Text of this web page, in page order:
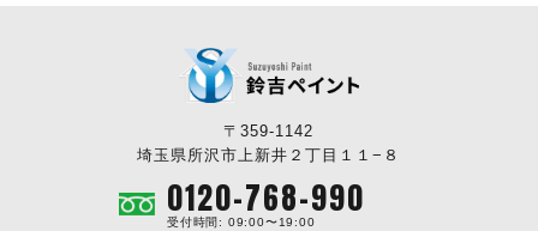
従来の無機系塗料に比べて、耐アルカリ性、耐屈曲性、耐クラ
ック性に優れています。
美しい仕上がり
〒359-1142
埼玉県所沢市上新井２丁目１１−８
0120-768-990
受付時間: 09:00〜19:00